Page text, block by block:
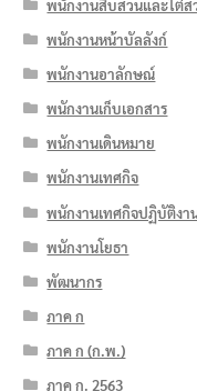
พนักงานสืบสวนและไต่
พนักงานหน้าบัลลังก์
พนักงานอาลักษณ์
พนักงานเก็บเอกสาร
พนักงานเดินหมาย
พนักงานเทศกิจ
พนักงานเทศกิจปฏิบัติงา
พนักงานโยธา
พัฒนากร
ภาค ก
ภาค ก (ก.พ.)
ภาค ก. 2563